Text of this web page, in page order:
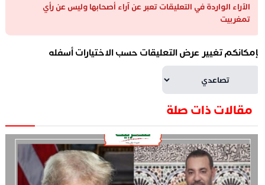
الآراء الواردة في التعليقات تعبر عن آراء أصحابها وليس عن رأي
تمغربيت
تغيير عرض التعليقات حسب الاختيارات أسفله
مقالات ذات صلة